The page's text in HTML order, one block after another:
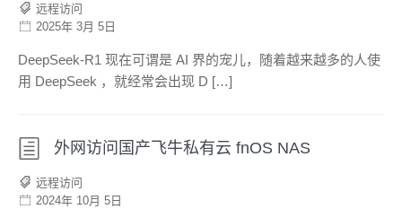
远程访问
2025年 3月 5日
DeepSeek-R1 现在可谓是 AI 界的宠儿，随着越来越多的人使
用 DeepSeek ，就经常会出现 D […]
外网访问国产飞牛私有云 fnOS NAS
远程访问
2024年 10月 5日